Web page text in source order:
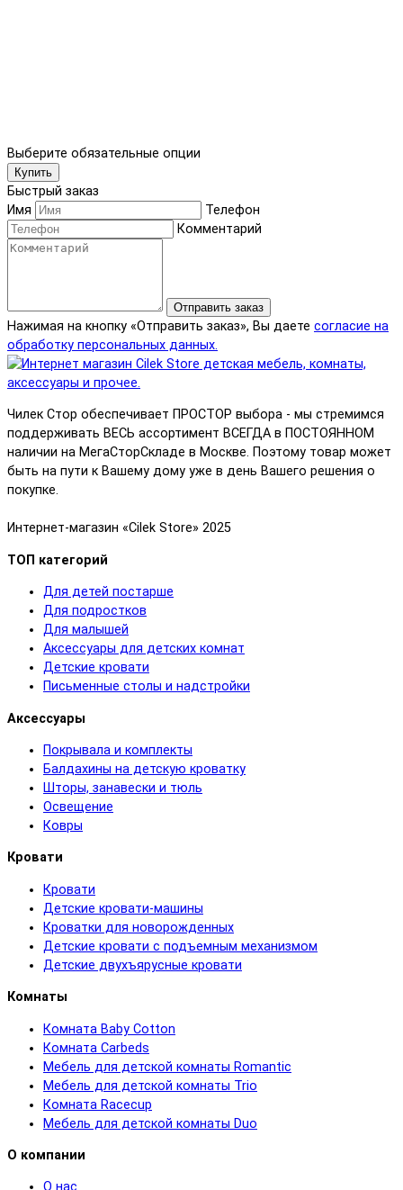
Выберите обязательные опции
Купить
Быстрый заказ
Имя
Телефон
Комментарий
Отправить заказ
Нажимая на кнопку «Отправить заказ», Вы даете согласие на
обработку персональных данных.
Чилек Стор обеспечивает ПРОСТОР выбора - мы стремимся
поддерживать ВЕСЬ ассортимент ВСЕГДА в ПОСТОЯННОМ
наличии на МегаСторСкладе в Москве. Поэтому товар может
быть на пути к Вашему дому уже в день Вашего решения о
покупке.
Интернет-магазин «Cilek Store» 2025
ТОП категорий
Для детей постарше
Для подростков
Для малышей
Аксессуары для детских комнат
Детские кровати
Письменные столы и надстройки
Аксессуары
Покрывала и комплекты
Балдахины на детскую кроватку
Шторы, занавески и тюль
Освещение
Ковры
Кровати
Кровати
Детские кровати-машины
Кроватки для новорожденных
Детские кровати с подъемным механизмом
Детские двухъярусные кровати
Комнаты
Комната Baby Cotton
Комната Carbeds
Мебель для детской комнаты Romantic
Мебель для детской комнаты Trio
Комната Racecup
Мебель для детской комнаты Duo
О компании